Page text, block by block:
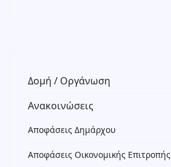
Δομή / Οργάνωση
Ανακοινώσεις
Αποφάσεις Δημάρχου
Αποφάσεις Οικονομικής Επιτροπής